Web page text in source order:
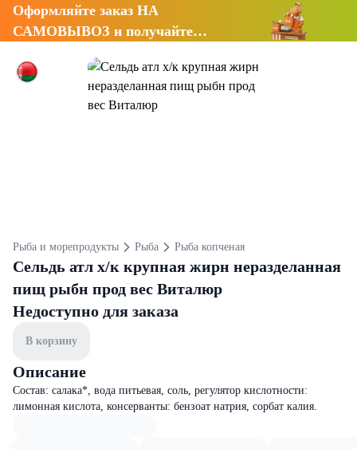
Оформляйте заказ НА
САМОВЫВОЗ и получайте
Рыба и морепродукты Рыба Рыба копченая
Сельдь атл х/к крупная жирн неразделанная
пищ рыбн прод вес Виталюр
Недоступно для заказа
В корзину
Описание
Состав: салака*, вода питьевая, соль, регулятор кислотности:
лимонная кислота, консерванты: бензоат натрия, сорбат калия.